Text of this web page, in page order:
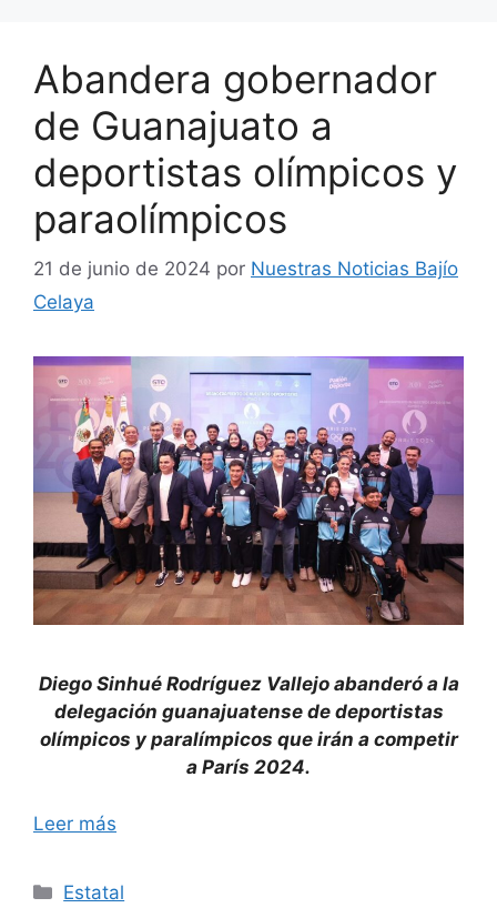
Abandera gobernador
de Guanajuato a
deportistas olímpicos y
paraolímpicos
21 de junio de 2024 por Nuestras Noticias Bajío
Celaya
Diego Sinhué Rodríguez Vallejo abanderó a la
delegación guanajuatense de deportistas
olímpicos y paralímpicos que irán a competir
a París 2024.
Leer más
Categorías
Estatal